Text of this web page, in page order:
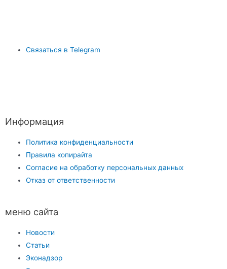
Связаться в Telegram
Информация
Политика конфиденциальности
Правила копирайта
Согласие на обработку персональных данных
Отказ от ответственности
меню сайта
Новости
Статьи
Эконадзор